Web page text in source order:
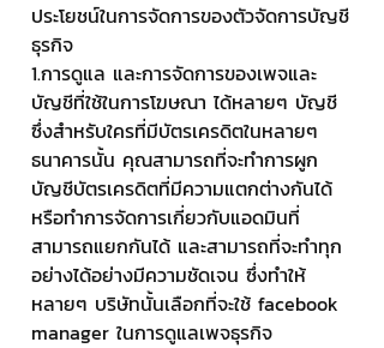
ประโยชน์ในการจัดการของตัวจัดการบัญชี
ธุรกิจ
1.การดูแล และการจัดการของเพจและ
บัญชีที่ใช้ในการโฆษณา ได้หลายๆ บัญชี
ซึ่งสำหรับใครที่มีบัตรเครดิตในหลายๆ
ธนาคารนั้น คุณสามารถที่จะทำการผูก
บัญชีบัตรเครดิตที่มีความแตกต่างกันได้
หรือทำการจัดการเกี่ยวกับแอดมินที่
สามารถแยกกันได้ และสามารถที่จะทำทุก
อย่างได้อย่างมีความชัดเจน ซึ่งทำให้
หลายๆ บริษัทนั้นเลือกที่จะใช้ facebook
manager ในการดูแลเพจธุรกิจ